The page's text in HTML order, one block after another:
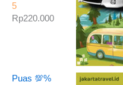
5
Rp220.000
Puas 💯%